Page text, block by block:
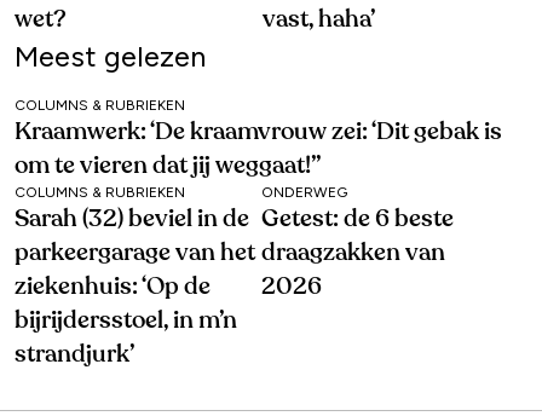
wet?
vast, haha’
Meest gelezen
COLUMNS & RUBRIEKEN
Kraamwerk: ‘De kraamvrouw zei: ‘Dit gebak is
om te vieren dat jij weggaat!’’
COLUMNS & RUBRIEKEN
Sarah (32) beviel in de
parkeergarage van het
ziekenhuis: ‘Op de
bijrijdersstoel, in m’n
strandjurk’
ONDERWEG
Getest: de 6 beste
draagzakken van
2026